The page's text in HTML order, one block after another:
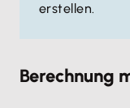
erstellen.
Berechnung